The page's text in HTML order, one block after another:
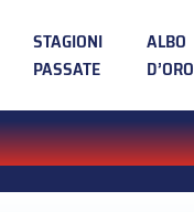
STAGIONI
PASSATE
ALBO
D’ORO